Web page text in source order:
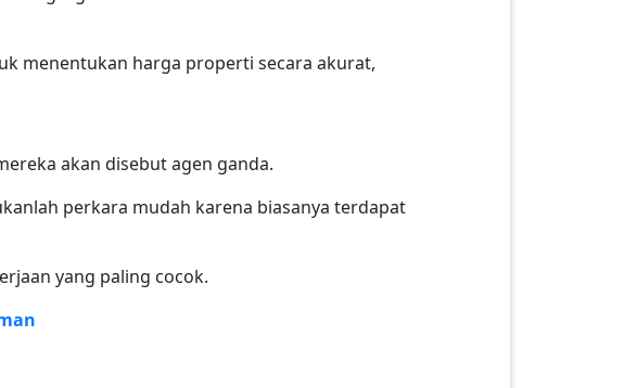
menentukan harga properti secara akurat,
akan disebut agen ganda.
perkara mudah karena biasanya terdapat
yang paling cocok.